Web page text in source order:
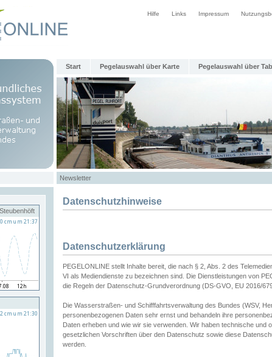
Hilfe Links Impressum
Start Pegelauswahl über Karte Pegelauswahl über
Newsletter
Datenschutzhinweise
Datenschutzerklärung
PEGELONLINE stellt Inhalte bereit, die nach § 2, Abs. 2 des
VI als Mediendienste zu bezeichnen sind. Die Dienstleistungen von
die Regeln der Datenschutz-Grundverordnung (DS-GVO, EU 2016/
Die Wasserstraßen- und Schifffahrtsverwaltung des Bundes (WSV,
personenbezogenen Daten sehr ernst und behandeln ihre
Daten erheben und wie wir sie verwenden. Wir haben technische
gesetzlichen Vorschriften über den Datenschutz sowie diese
werden.